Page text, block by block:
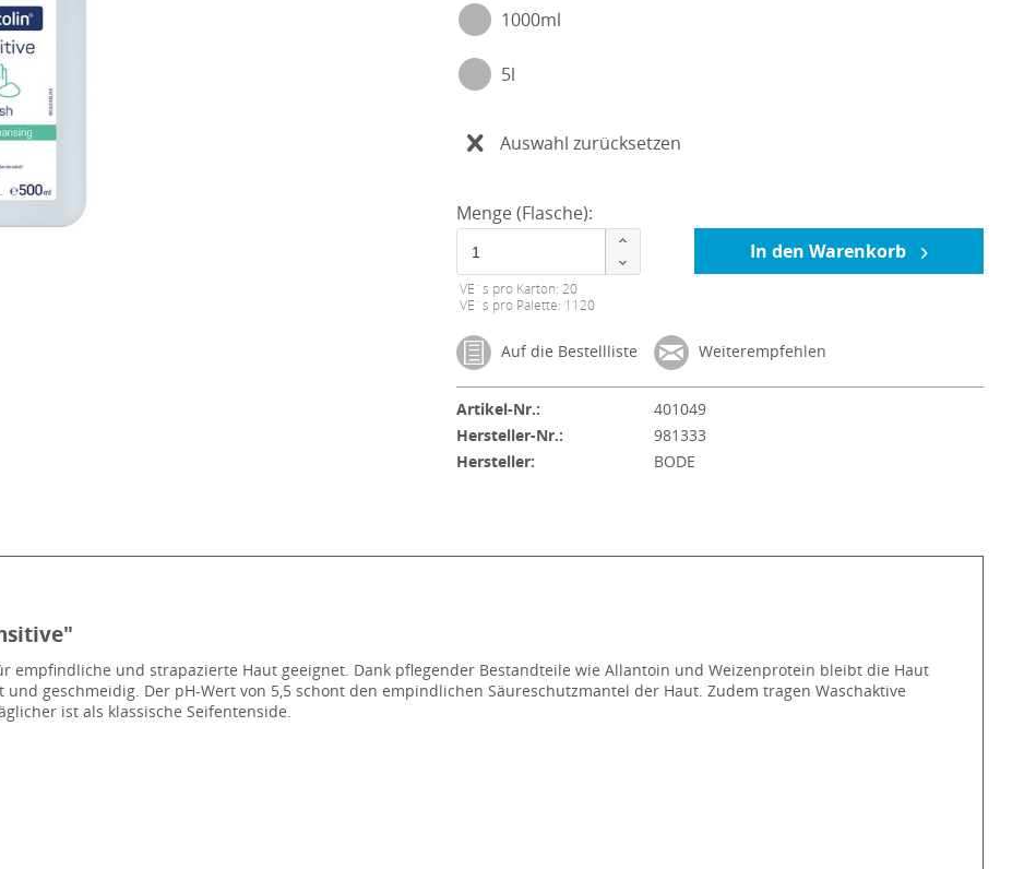
1000ml
5l
Auswahl zurücksetzen
Menge (Flasche):
VE´s pro Karton: 20
VE´s pro Palette: 1120
In den Warenkorb
Auf die Bestellliste Weiterempfehlen
Artikel-Nr.:
401049
Hersteller-Nr.:
981333
Hersteller:
BODE
empfindliche und strapazierte Haut geeignet. Dank pflegender Bestandteile wie Allantoin und Weizenprotein bleibt die Haut
geschmeidig. Der pH-Wert von 5,5 schont den empindlichen Säureschutzmantel der Haut. Zudem tragen Waschaktive
ist als klassische Seifentenside.